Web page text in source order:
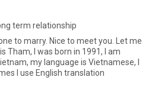
term relationship
to marry. Nice to meet you. Let me
Tham, I was born in 1991, I am
my language is Vietnamese, I
I use English translation